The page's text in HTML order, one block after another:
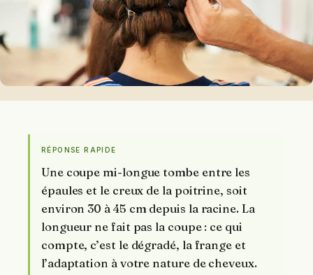
RÉPONSE RAPIDE
Une coupe mi-longue tombe entre les
épaules et le creux de la poitrine, soit
environ 30 à 45 cm depuis la racine. La
longueur ne fait pas la coupe : ce qui
compte, c’est le dégradé, la frange et
l’adaptation à votre nature de cheveux.